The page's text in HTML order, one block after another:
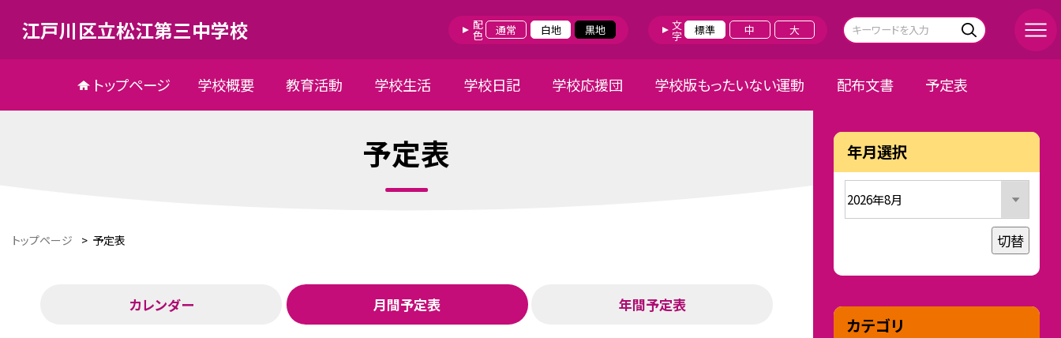
江戸川区立松江第三中学校 配色 通常 白地 黒地 文字 標準 中 大
トップページ 学校概要 教育活動 学校生活 学校日記 学校応援団 学校版もったいない運動 配布文書 予定表
予定表
トップページ > 予定表
カレンダー 月間予定表 年間予定表
年月選択
切替
カテゴリ